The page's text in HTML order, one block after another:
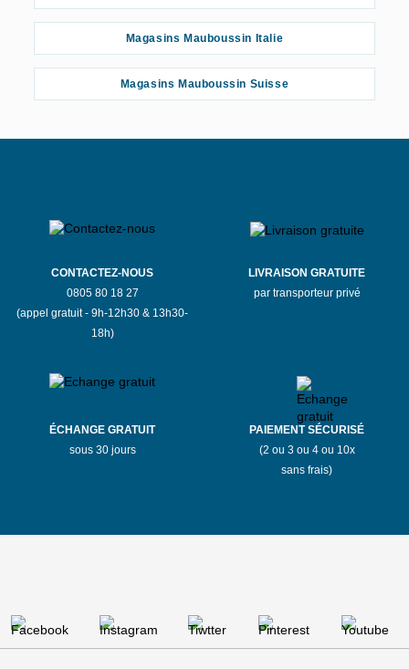
Magasins Mauboussin Italie
Magasins Mauboussin Suisse
CONTACTEZ-NOUS
0805 80 18 27
(appel gratuit - 9h-12h30 & 13h30-
18h)
LIVRAISON GRATUITE
par transporteur privé
ÉCHANGE GRATUIT
sous 30 jours
PAIEMENT SÉCURISÉ
(2 ou 3 ou 4 ou 10x
sans frais)